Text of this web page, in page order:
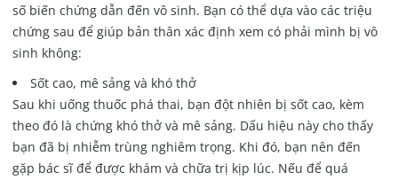
số biến chứng dẫn đến vô sinh. Bạn có thể dựa vào các triệu
chứng sau để giúp bản thân xác định xem có phải mình bị vô
sinh không:
Sốt cao, mê sảng và khó thở
Sau khi uống thuốc phá thai, bạn đột nhiên bị sốt cao, kèm
theo đó là chứng khó thở và mê sảng. Dấu hiệu này cho thấy
bạn đã bị nhiễm trùng nghiêm trọng. Khi đó, bạn nên đến
gặp bác sĩ để được khám và chữa trị kịp lúc. Nếu để quá